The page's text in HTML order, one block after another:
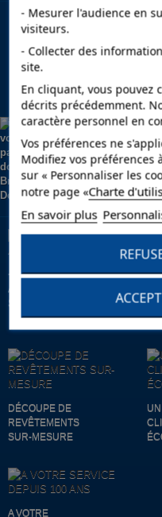
NOS UNIVERS
INFORMATIONS
DELZONGLE :
+ DE 10 000
ARTICLES EN
STOCK
DÉCOUPE DE
REVÊTEMENTS
SUR-MESURE
A VOTRE
- Mesurer l'audience en
visiteurs.
- Collecter des
site.
En cliquant, vous pouvez
décrits précédemment.
caractère personnel en
Vos préférences ne
Modifiez vos
sur « Personnaliser les
notre page «Charte
En savoir plus